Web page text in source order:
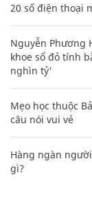
20 số điện thoại
Nguyễn Phương
khoe sổ đỏ tính
nghìn tỷ'
Mẹo học thuộc
câu nói vui vẻ
Hàng ngàn
gì?